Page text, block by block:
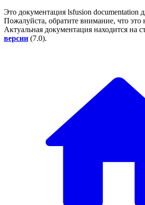
Это документация lsfusion documentation
Пожалуйста, обратите внимание, что это
Актуальная документация находится на
версии (7.0).